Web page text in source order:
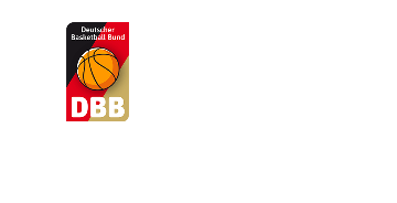
Suchvorschläge